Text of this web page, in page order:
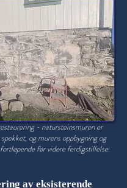
- natursteinsmuren er
og murens oppbygning og
før videre ferdigstillelse.
av eksisterende